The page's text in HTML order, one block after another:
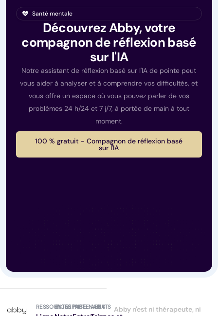
Santé mentale
Découvrez Abby, votre
compagnon de réflexion basé
sur l'IA
Notre assistant de réflexion basé sur l'IA de pointe peut
vous aider à analyser et à comprendre vos difficultés, et
vous offre un espace où vous pouvez parler de vos
problèmes 24 h/24 et 7 j/7, à portée de main à tout
moment.
100 % gratuit - Compagnon de réflexion basé
sur l'IA
RESSOURCES
ENTREPRISEPARTENARIATS
ABBY
Abby n'est ni thérapeute, ni